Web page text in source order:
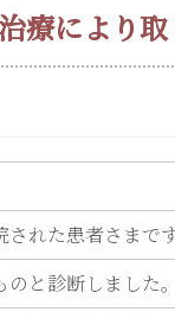
療により
れた患者さまです
と診断しました。